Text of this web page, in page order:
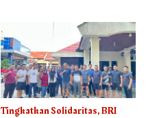
Tingkatkan Solidaritas, BRI